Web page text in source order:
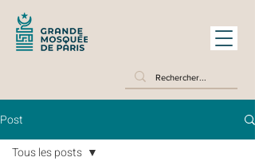
Post
Tous les posts